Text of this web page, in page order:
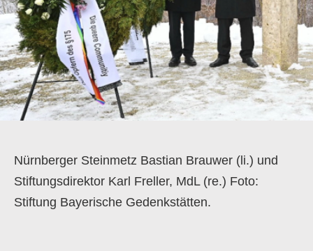
Nürnberger Steinmetz Bastian Brauwer (li.) und
Stiftungsdirektor Karl Freller, MdL (re.) Foto:
Stiftung Bayerische Gedenkstätten.